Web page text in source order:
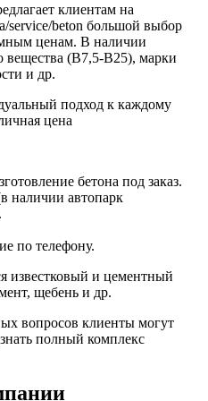
клиентам на
service/beton большой выбор
ценам. В наличии
вещества (В7,5-B25), марки
и др.
бетона под заказ.
наличии автопарк
по телефону.
известковый и цементный
щебень и др.
вопросов клиенты могут
полный комплекс